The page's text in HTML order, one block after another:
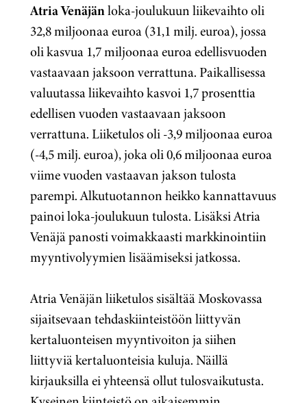
Atria Venäjänloka-joulukuun liikevaihto oli
32,8 miljoonaa euroa (31,1 milj. euroa), jossa
oli kasvua 1,7 miljoonaa euroa edellisvuoden
vastaavaan jaksoon verrattuna. Paikallisessa
valuutassa liikevaihto kasvoi 1,7 prosenttia
edellisen vuoden vastaavaan jaksoon
verrattuna. Liiketulos oli -3,9 miljoonaa euroa
(-4,5 milj. euroa), joka oli 0,6 miljoonaa euroa
viime vuoden vastaavan jakson tulosta
parempi. Alkutuotannon heikko kannattavuus
painoi loka-joulukuun tulosta. Lisäksi Atria
Venäjä panosti voimakkaasti markkinointiin
myyntivolyymien lisäämiseksi jatkossa.
Atria Venäjän liiketulos sisältää Moskovassa
sijaitsevaan tehdaskiinteistöön liittyvän
kertaluonteisen myyntivoiton ja siihen
liittyviä kertaluonteisia kuluja. Näillä
kirjauksilla ei yhteensä ollut tulosvaikutusta.